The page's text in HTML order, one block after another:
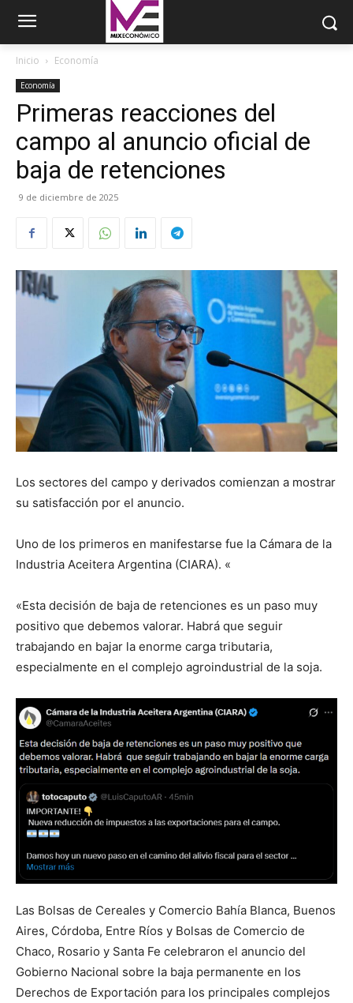
Inicio Economía
Economía
Primeras reacciones del
campo al anuncio oficial de
baja de retenciones
9 de diciembre de 2025
Los sectores del campo y derivados comienzan a mostrar
su satisfacción por el anuncio.
Uno de los primeros en manifestarse fue la Cámara de la
Industria Aceitera Argentina (CIARA). «
«Esta decisión de baja de retenciones es un paso muy
positivo que debemos valorar. Habrá que seguir
trabajando en bajar la enorme carga tributaria,
especialmente en el complejo agroindustrial de la soja.
Las Bolsas de Cereales y Comercio Bahía Blanca, Buenos
Aires, Córdoba, Entre Ríos y Bolsas de Comercio de
Chaco, Rosario y Santa Fe celebraron el anuncio del
Gobierno Nacional sobre la baja permanente en los
Derechos de Exportación para los principales complejos